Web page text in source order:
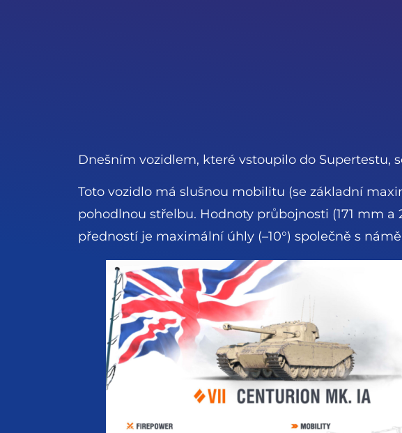
Dnešním vozidlem, které vstoupilo do Supertestu,
Toto vozidlo má slušnou mobilitu (se základní
pohodlnou střelbu. Hodnoty průbojnosti (171 mm
předností je maximální úhly (–10°) společně s